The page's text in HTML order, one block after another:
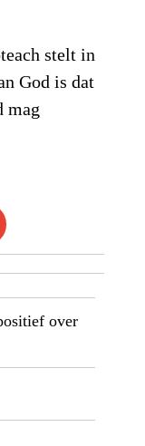
stelt in
God is dat
mag
over